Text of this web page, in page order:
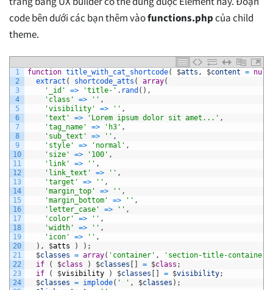
code bên dưới các bạn thêm vàofunctions.phpcủa child
theme.
1
2
3
4
5
6
7
8
9
10
11
12
13
14
15
16
17
18
19
20
21
22
23
24
function title_with_cat_shortcode( $atts , $content = null
extract ( shortcode_atts ( array(
'_id'
=> 'title-' . rand ( ) ,
'class'
=> '' ,
'visibility'
=> '' ,
'text'
=> 'Lorem ipsum dolor sit amet...' ,
'tag_name'
=> 'h3' ,
'sub_text'
=> '' ,
'style'
=> 'normal' ,
'size'
=> '100' ,
'link'
=> '' ,
'link_text'
=> '' ,
'target'
=> '' ,
'margin_top'
=> '' ,
'margin_bottom'
=> '' ,
'letter_case'
=> '' ,
'color'
=> '' ,
'width'
=> '' ,
'icon'
=> '' ,
) , $atts ) ) ;
$classes = array( 'container' , 'section-title-container'
if
( $class ) $classes [ ] = $class ;
if
( $visibility ) $classes [ ] = $visibility;
$classes = implode( ' ' , $classes ) ;